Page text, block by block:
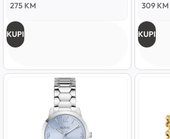
275 KM
KUPI
309 KM
KUPI